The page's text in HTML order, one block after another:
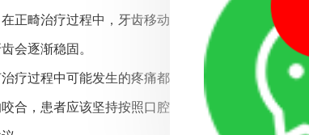
正畸治疗过程中，牙齿移动和调整会导致牙齿感
会逐渐稳固。
疗过程中可能发生的疼痛都是暂时的，并且可以
合，患者应该坚持按照口腔医生的建议进行治疗